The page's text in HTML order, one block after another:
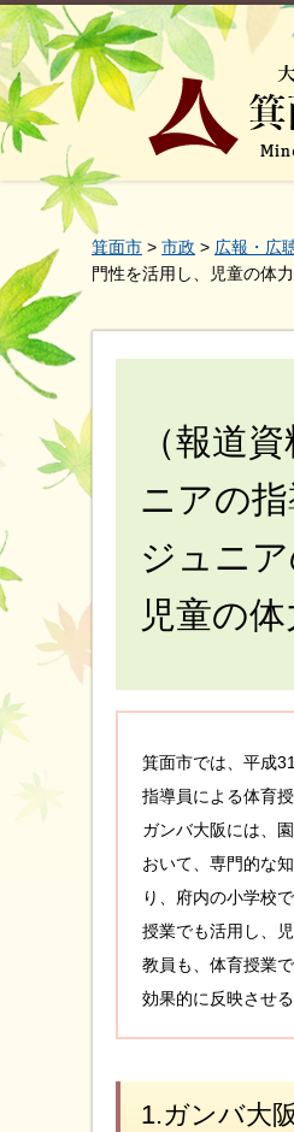
箕面市 > 市政 > 広報・広
門性を活用し、児童の体
（報道
ニアの
ジュニ
児童の
箕面市では、平成
指導員による体育
ガンバ大阪には、
おいて、専門的な
り、府内の小学校
授業でも活用し、
教員も、体育授業
効果的に反映させ
1.ガンバ大